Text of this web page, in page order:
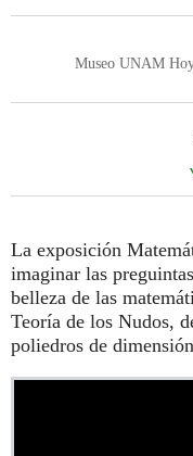
Museo UNAM
La exposición
imaginar las
belleza de las
Teoría de los Nudos,
poliedros de